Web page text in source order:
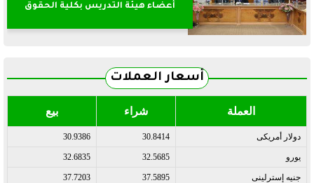
أعضاء هيئة التدريس بكلية الحقوق
أسعار العملات
العملة شراء بيع
دولار أمريكى 30.8414
30.9386
يورو 32.5685
32.6835
جنيه إسترلينى 37.5895
37.7203